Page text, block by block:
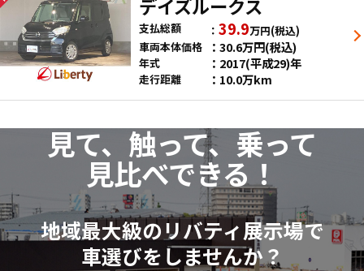
デイズルークス
支払総額 39.9万円(税込)
車両本体価格
30.6万円(税込)
年式 2017(平成29)年
走行距離 10.0万km
見て、触って、乗って
見比べできる！
地域最大級のリバティ展示場で
車選びをしませんか？